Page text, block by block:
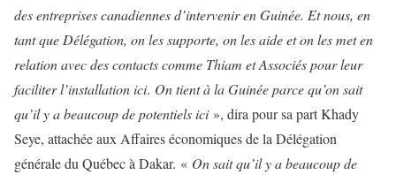
des entreprises canadiennes d’intervenir en Guinée. Et nous, en
tant que Délégation, on les supporte, on les aide et on les met en
relation avec des contacts comme Thiam et Associés pour leur
faciliter l’installation ici. On tient à la Guinée parce qu’on sait
qu’il y a beaucoup de potentiels ici», dira pour sa part Khady
Seye, attachée aux Affaires économiques de la Délégation
générale du Québec à Dakar. « On sait qu’il y a beaucoup de